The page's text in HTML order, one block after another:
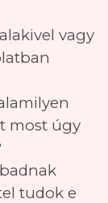
vagy
most úgy
tudok e